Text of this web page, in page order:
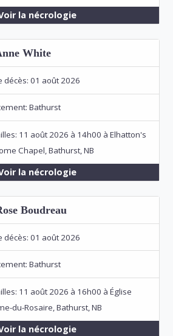
la nécrologie
White
décès: 01 août 2026
Bathurst
11 août 2026 à 14h00 à Elhatton's
Chapel, Bathurst, NB
la nécrologie
Boudreau
décès: 01 août 2026
Bathurst
11 août 2026 à 16h00 à Église
du-Rosaire, Bathurst, NB
la nécrologie